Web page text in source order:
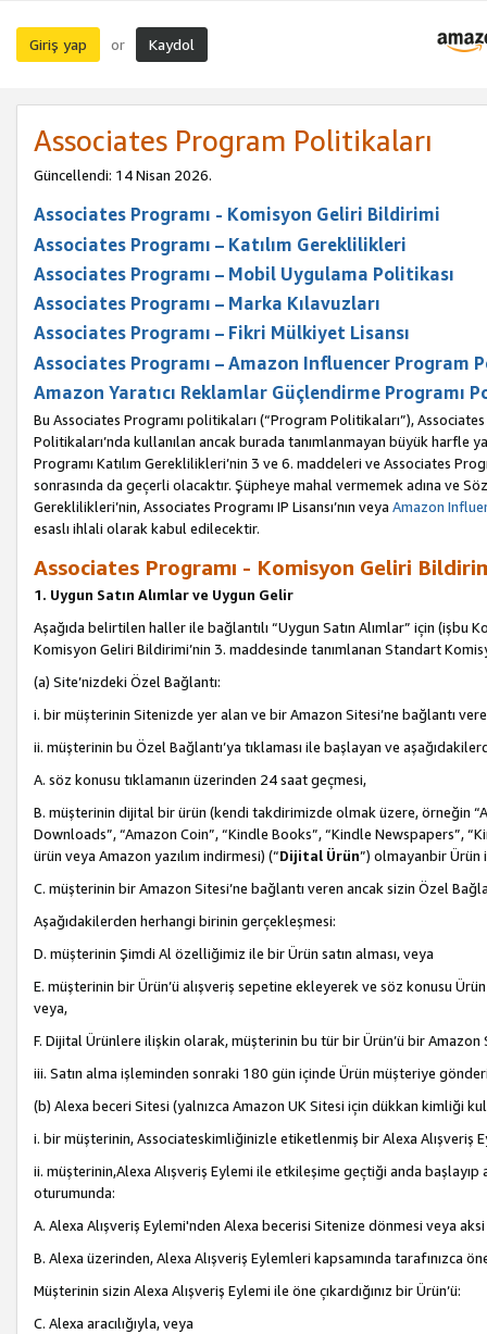
Giriş yap or Kaydol
Associates Program Politikaları
Güncellendi: 14 Nisan 2026.
Associates Programı - Komisyon Geliri Bildirimi
Associates Programı – Katılım Gereklilikleri
Associates Programı – Mobil Uygulama Politikası
Associates Programı – Marka Kılavuzları
Associates Programı – Fikri Mülkiyet Lisansı
Associates Programı – Amazon Influencer Program
Amazon Yaratıcı Reklamlar Güçlendirme Programı
Bu Associates Programı politikaları (“Program Politikaları”),
Politikaları’nda kullanılan ancak burada tanımlanmayan büyük harfle
Programı Katılım Gereklilikleri’nin 3 ve 6. maddeleri ve Associates
sonrasında da geçerli olacaktır. Şüpheye mahal vermemek adına ve
Gereklilikleri’nin, Associates Programı IP Lisansı’nın veya Amazon
esaslı ihlali olarak kabul edilecektir.
Associates Programı - Komisyon Geliri
1. Uygun Satın Alımlar ve Uygun Gelir
Aşağıda belirtilen haller ile bağlantılı “Uygun Satın Alımlar” için
Komisyon Geliri Bildirimi’nin 3. maddesinde tanımlanan Standart
(a) Site’nizdeki Özel Bağlantı:
i. bir müşterinin Sitenizde yer alan ve bir Amazon Sitesi’ne bağlantı
ii. müşterinin bu Özel Bağlantı’ya tıklaması ile başlayan ve
A. söz konusu tıklamanın üzerinden 24 saat geçmesi,
B. müşterinin dijital bir ürün (kendi takdirimizde olmak üzere, örneğin
Downloads”, “Amazon Coin”, “Kindle Books”, “Kindle Newspapers”,
ürün veya Amazon yazılım indirmesi) (“Dijital Ürün”) olmayanbir Ürün
C. müşterinin bir Amazon Sitesi’ne bağlantı veren ancak sizin Özel
Aşağıdakilerden herhangi birinin gerçekleşmesi:
D. müşterinin Şimdi Al özelliğimiz ile bir Ürün satın alması, veya
E. müşterinin bir Ürün’ü alışveriş sepetine ekleyerek ve söz konusu
veya,
F. Dijital Ürünlere ilişkin olarak, müşterinin bu tür bir Ürün’ü bir Amazon
iii. Satın alma işleminden sonraki 180 gün içinde Ürün müşteriye
(b) Alexa beceri Sitesi (yalnızca Amazon UK Sitesi için dükkan kimliği
i. bir müşterinin, Associateskimliğinizle etiketlenmiş bir Alexa Alışveriş
ii. müşterinin,Alexa Alışveriş Eylemi ile etkileşime geçtiği anda
oturumunda:
A. Alexa Alışveriş Eylemi'nden Alexa becerisi Sitenize dönmesi veya
B. Alexa üzerinden, Alexa Alışveriş Eylemleri kapsamında tarafınızca
Müşterinin sizin Alexa Alışveriş Eylemi ile öne çıkardığınız bir Ürün’ü:
C. Alexa aracılığıyla, veya